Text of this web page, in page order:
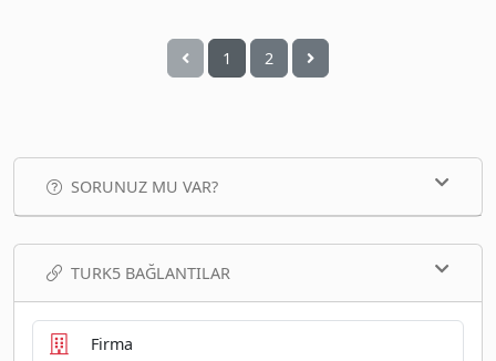
1 2
SORUNUZ MU VAR?
TURK5 BAĞLANTILAR
Firma